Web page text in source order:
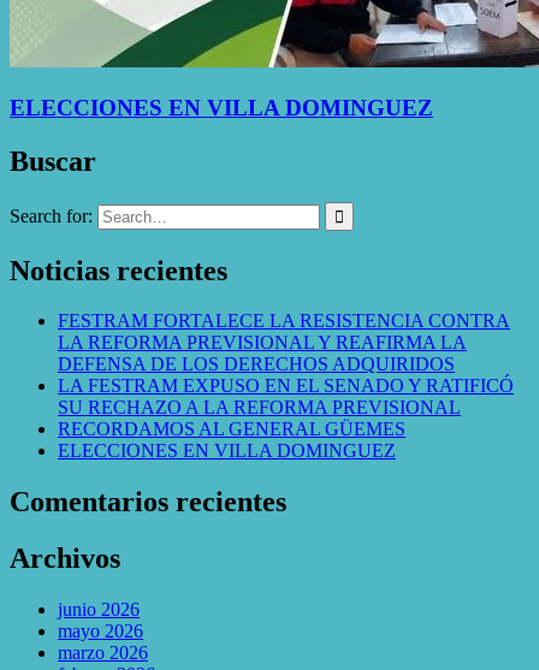
ELECCIONES EN VILLA DOMINGUEZ
Buscar
Search for:
Noticias recientes
FESTRAM FORTALECE LA RESISTENCIA CONTRA
LA REFORMA PREVISIONAL Y REAFIRMA LA
DEFENSA DE LOS DERECHOS ADQUIRIDOS
LA FESTRAM EXPUSO EN EL SENADO Y RATIFICÓ
SU RECHAZO A LA REFORMA PREVISIONAL
RECORDAMOS AL GENERAL GÜEMES
ELECCIONES EN VILLA DOMINGUEZ
Comentarios recientes
Archivos
junio 2026
mayo 2026
marzo 2026